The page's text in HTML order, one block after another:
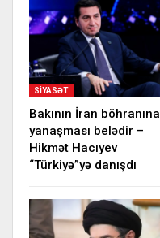
SIYASƏT
Bakının İran böhranına
yanaşması belədir –
Hikmət Hacıyev
“Türkiyə”yə danışdı